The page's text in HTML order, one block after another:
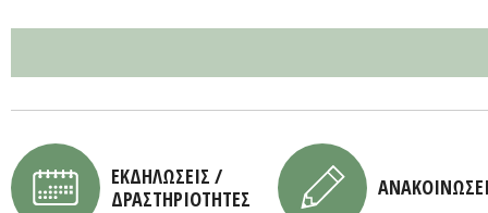
ΕΚΔΗΛΩΣΕΙΣ /
ΔΡΑΣΤΗΡΙΟΤΗΤΕΣ